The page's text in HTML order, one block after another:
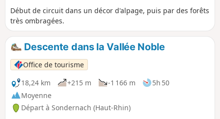
Début de circuit dans un décor d'alpage, puis par des forêts
très ombragées.
Descente dans la Vallée Noble
Office de tourisme
18,24 km
+215 m -1 166 m
5h 50
Moyenne
Départ à Sondernach (Haut-Rhin)